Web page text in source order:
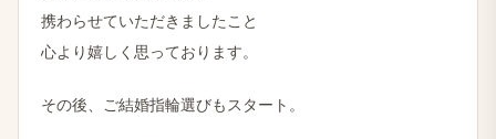
携わらせていただきましたこと
心より嬉しく思っております。
その後、ご結婚指輪選びもスタート。